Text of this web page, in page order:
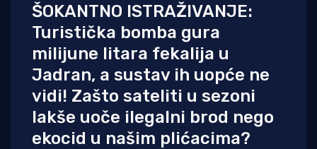
ŠOKANTNO ISTRAŽIVANJE:
Turistička bomba gura
milijune litara fekalija u
Jadran, a sustav ih uopće ne
vidi! Zašto sateliti u sezoni
lakše uoče ilegalni brod nego
ekocid u našim plićacima?